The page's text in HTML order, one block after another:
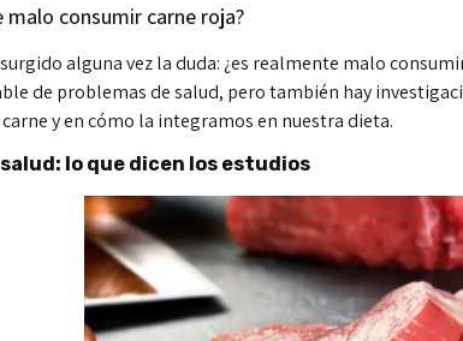
malo consumir carne roja?
alguna vez la duda: ¿es realmente malo
de problemas de salud, pero también hay
y en cómo la integramos en nuestra dieta.
lo que dicen los estudios